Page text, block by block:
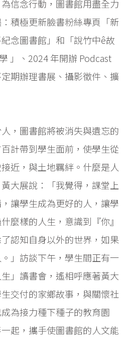
信念行動，圖書館用盡全力
積極更新臉書粉絲專頁「新
念圖書館」和「說竹中ê故
」、2024 年開辦 Podcast
期辦理書展、攝影徵件、擴
，圖書館將被消失與遺忘的
計帶到學生面前，使學生從
近，與土地羈絆。什麼是人
大展說：「我覺得，課堂上
讓學生成為更好的人，讓學
麼樣的人生，意識到『你』
認知自身以外的世界，如果
」訪談下午，學生間正有一
」讀書會，遙相呼應著黃大
交付的家鄉故事，與關懷社
為接力種下種子的教育園
起，攜手使圖書館的人文能